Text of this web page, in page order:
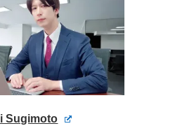
Sugimoto